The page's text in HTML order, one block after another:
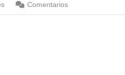
Comentarios